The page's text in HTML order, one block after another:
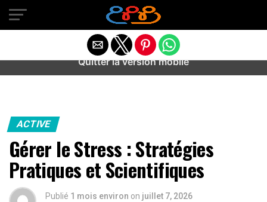
Warning
: preg_match(): Unknown modifier '/' in
/home/u589487443/domains/aideanxietestress.fr/
content/plugins/idev-post-views/includes/class-bots.php
ACTIVE
Gérer le Stress : Stratégies
Pratiques et Scientifiques
Publié 1 mois environ on juillet 7, 2026
Quitter la version mobile